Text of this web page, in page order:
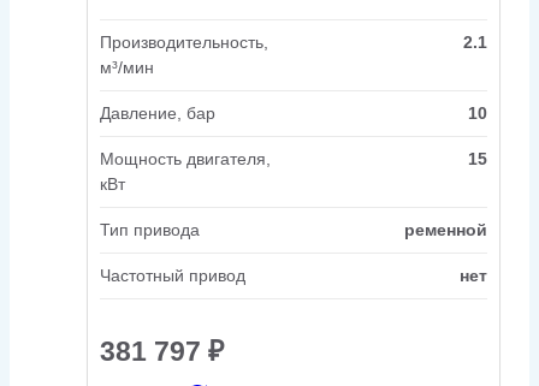
Производительность,
м³/мин
2.1
Давление, бар 10
Мощность двигателя,
кВт
15
Тип привода ременной
Частотный привод нет
381 797 ₽